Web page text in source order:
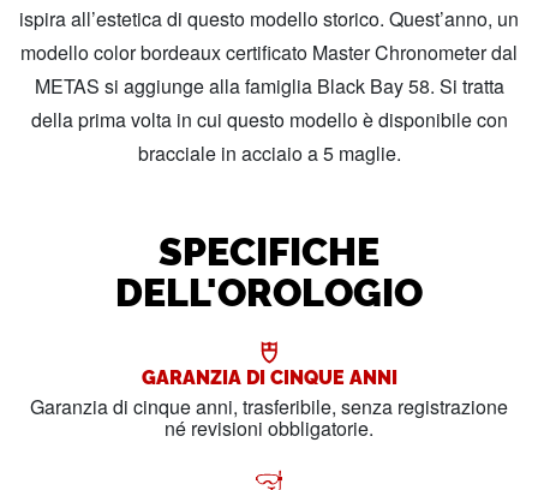
ispira all’estetica di questo modello storico. Quest’anno, un
modello color bordeaux certificato Master Chronometer dal
METAS si aggiunge alla famiglia Black Bay 58. Si tratta
della prima volta in cui questo modello è disponibile con
bracciale in acciaio a 5 maglie.
SPECIFICHE
DELL'OROLOGIO
GARANZIA DI CINQUE ANNI
Garanzia di cinque anni, trasferibile, senza registrazione
né revisioni obbligatorie.